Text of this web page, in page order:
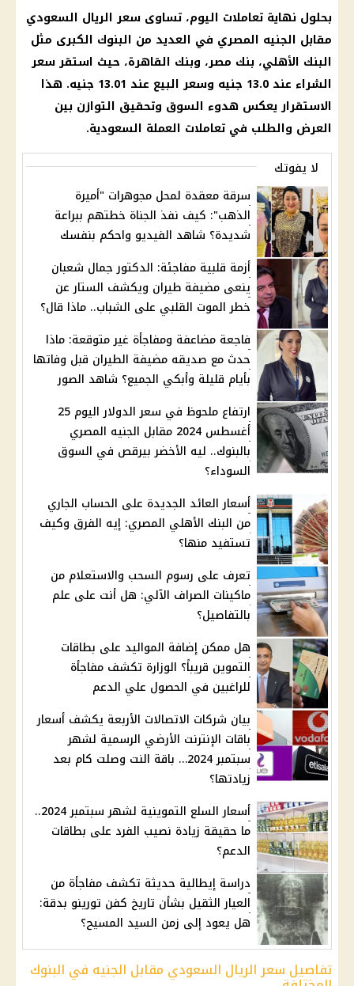
بحلول نهاية تعاملات اليوم، تساوى سعر الريال السعودي
مقابل الجنيه المصري في العديد من البنوك الكبرى مثل
البنك الأهلي، بنك مصر، وبنك القاهرة، حيث استقر سعر
الشراء عند 13.0 جنيه وسعر البيع عند 13.01 جنيه. هذا
الاستقرار يعكس هدوء السوق وتحقيق التوازن بين
العرض والطلب في تعاملات العملة السعودية.
لا يفوتك
سرقة معقدة لمحل مجوهرات "أميرة
الذهب": كيف نفذ الجناة خطتهم ببراعة
شديدة؟ شاهد الفيديو واحكم بنفسك
أزمة قلبية مفاجئة: الدكتور جمال شعبان
ينعى مضيفة طيران ويكشف الستار عن
خطر الموت القلبي على الشباب.. ماذا قال؟
فاجعة مضاعفة ومفاجأة غير متوقعة: ماذا
حدث مع صديقه مضيفة الطيران قبل وفاتها
بأيام قليلة وأبكي الجميع؟ شاهد الصور
ارتفاع ملحوظ في سعر الدولار اليوم 25
أغسطس 2024 مقابل الجنيه المصري
بالبنوك.. ليه الأخضر بيرقص في السوق
السوداء؟
أسعار العائد الجديدة على الحساب الجاري
من البنك الأهلي المصري: إيه الفرق وكيف
تستفيد منها؟
تعرف على رسوم السحب والاستعلام من
ماكينات الصراف الآلي: هل أنت على علم
بالتفاصيل؟
هل ممكن إضافة المواليد على بطاقات
التموين قريباً؟ الوزارة تكشف مفاجأة
للراغبين في الحصول علي الدعم
بيان شركات الاتصالات الأربعة يكشف أسعار
باقات الإنترنت الأرضي الرسمية لشهر
سبتمبر 2024… باقة النت وصلت كام بعد
زيادتها؟
أسعار السلع التموينية لشهر سبتمبر 2024..
ما حقيقة زيادة نصيب الفرد على بطاقات
الدعم؟
دراسة إيطالية حديثة تكشف مفاجأة من
العيار الثقيل بشأن تاريخ كفن تورينو بدقة:
هل يعود إلى زمن السيد المسيح؟
تفاصيل سعر الريال السعودي مقابل الجنيه في البنوك